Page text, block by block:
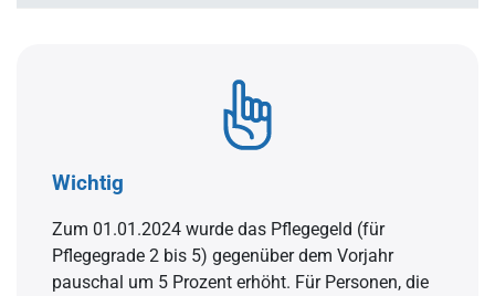
Wichtig
Zum 01.01.2024 wurde das Pflegegeld (für
Pflegegrade 2 bis 5) gegenüber dem Vorjahr
pauschal um 5 Prozent erhöht. Für Personen, die